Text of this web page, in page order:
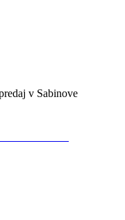
v Sabinove